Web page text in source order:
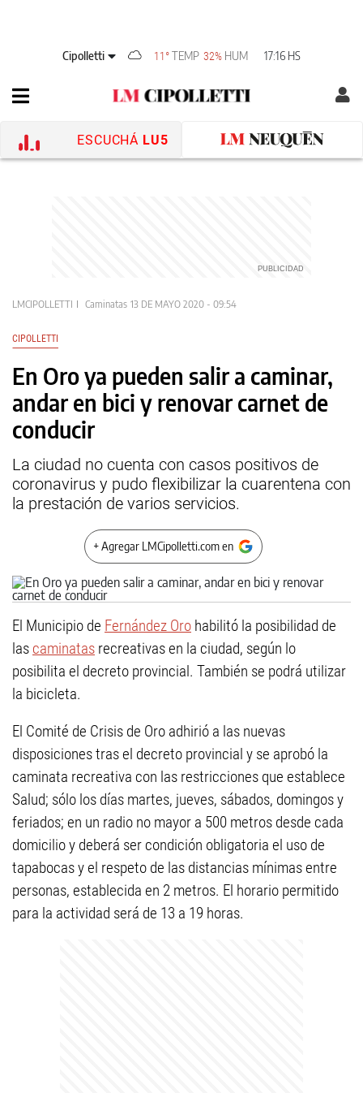
Cipolletti 11° TEMP 32% HUM 17:16 HS
ESCUCHÁ LU5
LMCIPOLLETTI Caminatas 13 DE MAYO 2020 - 09:54
CIPOLLETTI
En Oro ya pueden salir a caminar,
andar en bici y renovar carnet de
conducir
La ciudad no cuenta con casos positivos de
coronavirus y pudo flexibilizar la cuarentena con
la prestación de varios servicios.
+ Agregar LMCipolletti.com en
El Municipio de Fernández Oro habilitó la posibilidad de
las caminatas recreativas en la ciudad, según lo
posibilita el decreto provincial. También se podrá utilizar
la bicicleta.
El Comité de Crisis de Oro adhirió a las nuevas
disposiciones tras el decreto provincial y se aprobó la
caminata recreativa con las restricciones que establece
Salud; sólo los días martes, jueves, sábados, domingos y
feriados; en un radio no mayor a 500 metros desde cada
domicilio y deberá ser condición obligatoria el uso de
tapabocas y el respeto de las distancias mínimas entre
personas, establecida en 2 metros. El horario permitido
para la actividad será de 13 a 19 horas.